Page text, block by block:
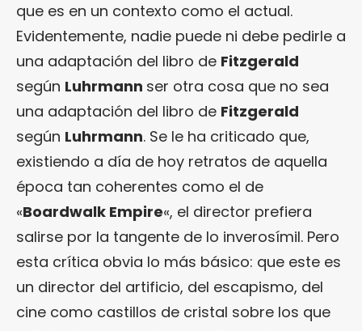
que es en un contexto como el actual.
Evidentemente, nadie puede ni debe pedirle a
una adaptación del libro de Fitzgerald
según Luhrmann ser otra cosa que no sea
una adaptación del libro de Fitzgerald
según Luhrmann. Se le ha criticado que,
existiendo a día de hoy retratos de aquella
época tan coherentes como el de
«Boardwalk Empire«, el director prefiera
salirse por la tangente de lo inverosímil. Pero
esta crítica obvia lo más básico: que este es
un director del artificio, del escapismo, del
cine como castillos de cristal sobre los que